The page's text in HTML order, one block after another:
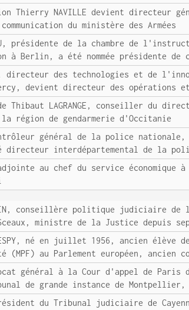
Thierry NAVILLE devient directeur
du ministère des Armées
présidente de la chambre de
à Berlin, a été nommée présidente de
directeur des technologies et de
à Bercy, devient directeur des
Thibaut LAGRANGE, conseiller du
la région de gendarmerie d'Occitanie
général de la police
directeur interdépartemental de la
adjointe au chef du service économique
conseillère politique judiciaire de
Sceaux, ministre de la Justice depuis
né en juillet 1956, ancien
(MPF) au Parlement européen,
général à la Cour d'appel de
de grande instance de Montpellier,
du Tribunal judiciaire de